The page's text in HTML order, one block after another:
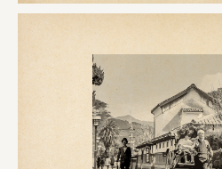
株式会社 照沼
食処くさの根
株式会社クイーンピスタチオ
JR東日本クロスステーション
株式会社ハッチ